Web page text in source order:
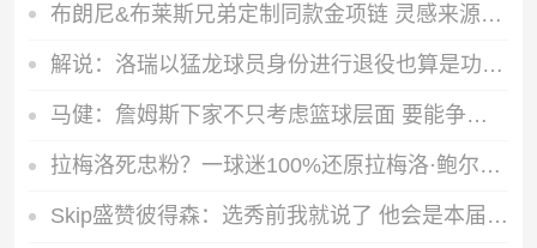
布朗尼&布莱斯兄弟定制同款金项链 灵感来源于兄弟之情
解说：洛瑞以猛龙球员身份进行退役也算是功成身退、落叶归根了
马健：詹姆斯下家不只考虑篮球层面 要能争冠&薪资合适&跟老板熟
拉梅洛死忠粉？一球迷100%还原拉梅洛·鲍尔的满背纹身
Skip盛赞彼得森：选秀前我就说了 他会是本届最强球员